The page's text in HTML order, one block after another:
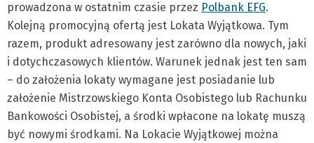
prowadzona w ostatnim czasie przez Polbank EFG.
Kolejną promocyjną ofertą jest Lokata Wyjątkowa. Tym
razem, produkt adresowany jest zarówno dla nowych, jaki
i dotychczasowych klientów. Warunek jednak jest ten sam
– do założenia lokaty wymagane jest posiadanie lub
założenie Mistrzowskiego Konta Osobistego lub Rachunku
Bankowości Osobistej, a środki wpłacone na lokatę muszą
być nowymi środkami. Na Lokacie Wyjątkowej można